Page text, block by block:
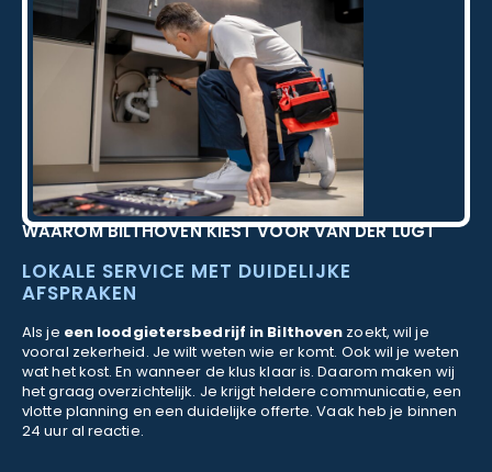
WAAROM BILTHOVEN KIEST VOOR VAN DER LUGT
LOKALE SERVICE MET DUIDELIJKE
AFSPRAKEN
Als je een loodgietersbedrijf in Bilthoven zoekt, wil je
vooral zekerheid. Je wilt weten wie er komt. Ook wil je weten
wat het kost. En wanneer de klus klaar is. Daarom maken wij
het graag overzichtelijk. Je krijgt heldere communicatie, een
vlotte planning en een duidelijke offerte. Vaak heb je binnen
24 uur al reactie.